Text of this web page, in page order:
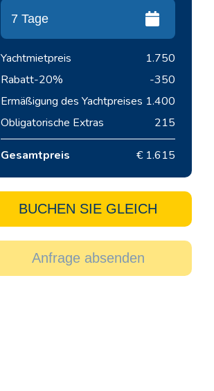
Yachtmietpreis
1.750
Rabatt-20%
-350
Ermäßigung des Yachtpreises 1.400
Obligatorische Extras
215
Gesamtpreis € 1.615
BUCHEN SIE GLEICH
Anfrage absenden